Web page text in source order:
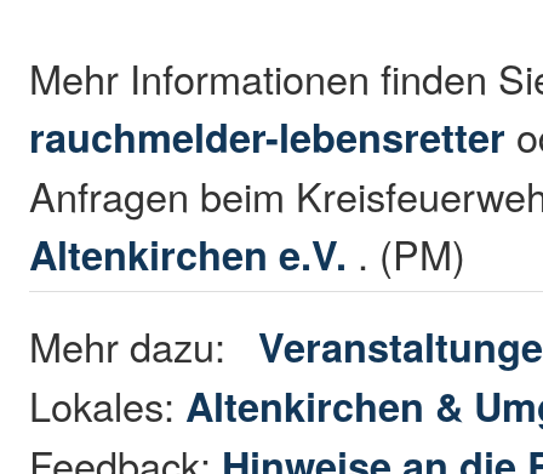
Mehr Informationen finden
rauchmelder-lebensretter
Anfragen beim
Altenkirchen e.V. . (PM)
Mehr dazu:
Lokales: Altenkirchen &